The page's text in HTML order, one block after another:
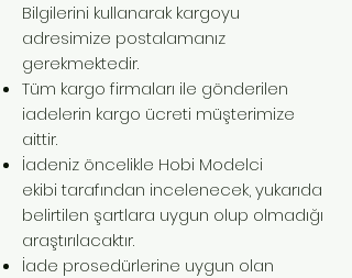
Bilgilerini kullanarak kargoyu
adresimize postalamanız
gerekmektedir.
Tüm kargo firmaları ile gönderilen
iadelerin kargo ücreti müşterimize
aittir.
İadeniz öncelikle Hobi Modelci
ekibi tarafından incelenecek, yukarıda
belirtilen şartlara uygun olup olmadığı
araştırılacaktır.
İade prosedürlerine uygun olan